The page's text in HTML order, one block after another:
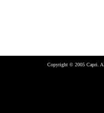
Copyright © 2005 Capri.